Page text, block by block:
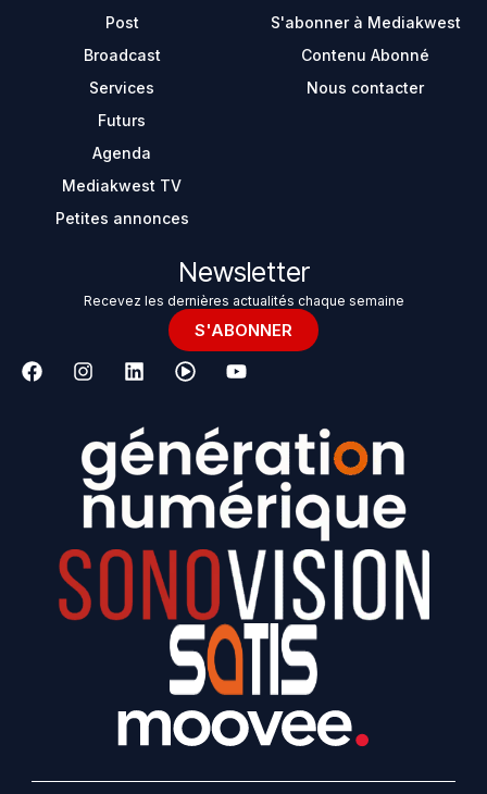
Post
Broadcast
Services
Futurs
Agenda
Mediakwest TV
Petites annonces
S'abonner à Mediakwest
Contenu Abonné
Nous contacter
Newsletter
Recevez les dernières actualités chaque semaine
S'ABONNER